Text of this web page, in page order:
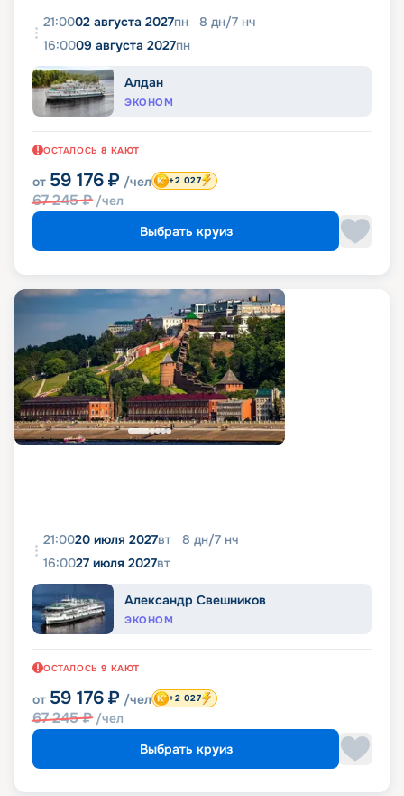
21:0002 августа 2027пн 8 дн/7 нч
16:0009 августа 2027пн
Алдан
ЭКОНОМ
ОСТАЛОСЬ 8 КАЮТ
от 59 176 ₽ /чел
67 245₽ /чел
+2 027
Выбрать круиз
21:0020 июля 2027вт 8 дн/7 нч
16:0027 июля 2027вт
Александр Свешников
ЭКОНОМ
ОСТАЛОСЬ 9 КАЮТ
от 59 176 ₽ /чел
67 245₽ /чел
+2 027
Выбрать круиз